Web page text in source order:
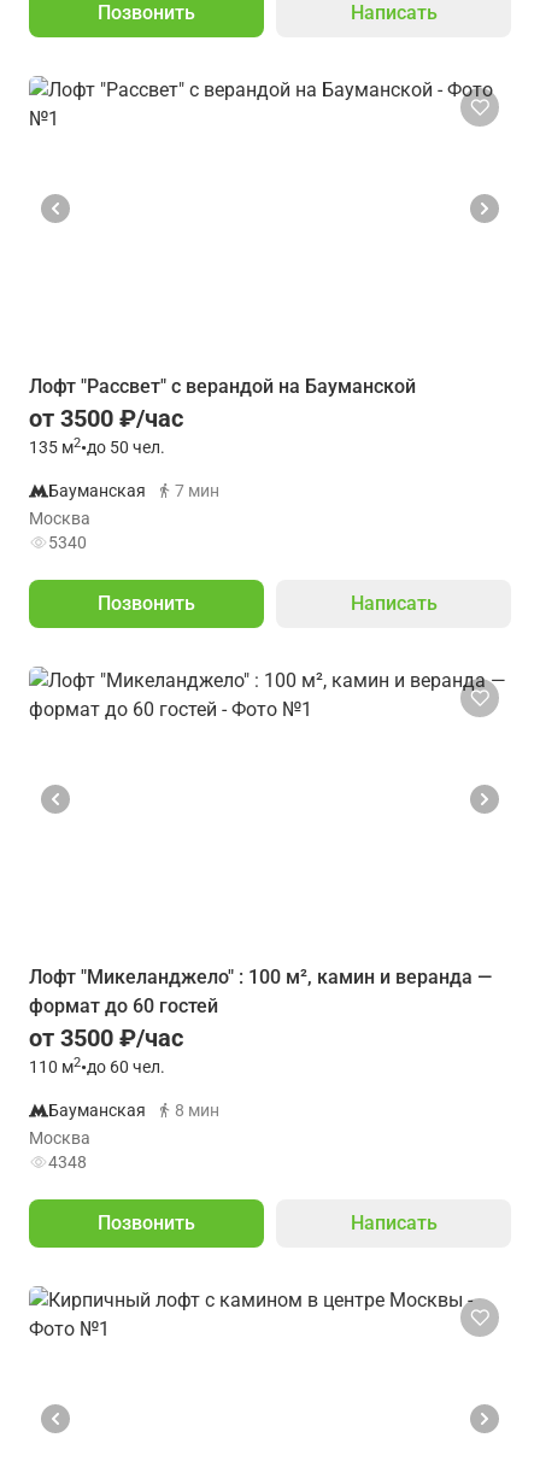
Позвонить Написать
Лофт "Рассвет" с верандой на Бауманской
от 3500 ₽/час
135 м2•до 50 чел.
Бауманская
7 мин
Москва
5340
Позвонить Написать
Лофт "Микеланджело" : 100 м², камин и веранда —
формат до 60 гостей
от 3500 ₽/час
110 м2•до 60 чел.
Бауманская
8 мин
Москва
4348
Позвонить Написать